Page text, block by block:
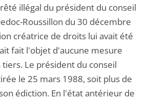
illégal du président du conseil
Roussillon du 30 décembre
créatrice de droits lui avait été
fait l'objet d'aucune mesure
Le président du conseil
le 25 mars 1988, soit plus de
édiction. En l'état antérieur de